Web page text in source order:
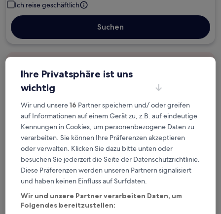
Ich reise geschäftlich
Suchen
Planänderungen
Verdiene Prämien für jede
wahrgenommene Übernachtung
Mehr sparen mit Preisen für Mitglieder
Überprüfe die Preise für diese Daten
Heute
6. Aug. - 7. Aug.
Morgen
Ihre Privatsphäre ist uns
wichtig
Wir und unsere16 Partner speichern und/ oder greifen
auf Informationen auf einem Gerät zu, z.B. auf eindeutige
Kennungen in Cookies, um personenbezogene Daten zu
verarbeiten. Sie können Ihre Präferenzen akzeptieren
oder verwalten. Klicken Sie dazu bitte unten oder
besuchen Sie jederzeit die Seite der Datenschutzrichtlinie.
Diese Präferenzen werden unseren Partnern signalisiert
und haben keinen Einfluss auf Surfdaten.
Wir und unsere Partner verarbeiten Daten, um
Folgendes bereitzustellen: